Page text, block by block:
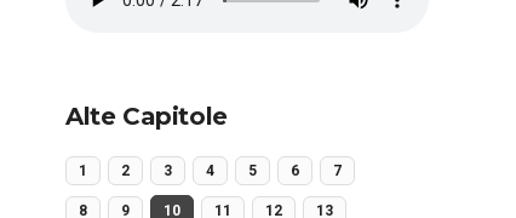
Alte Capitole
1 2 3 4 5 6 7
8 9 10 11 12 13